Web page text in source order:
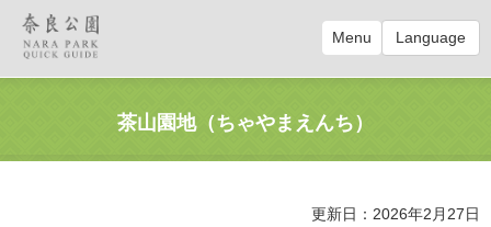
Menu Language
茶山園地（ちゃやまえんち）
更新日：2026年2月27日